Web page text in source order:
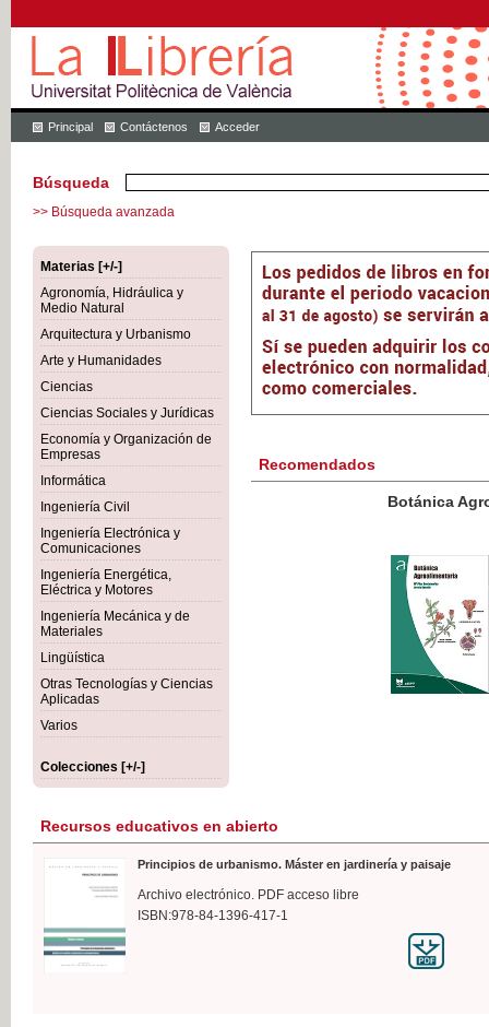
Principal Contáctenos Acceder
Búsqueda
>> Búsqueda avanzada
Materias [+/-]
Agronomía, Hidráulica y
Medio Natural
Arquitectura y Urbanismo
Arte y Humanidades
Ciencias
Ciencias Sociales y Jurídicas
Economía y Organización de
Empresas
Informática
Ingeniería Civil
Ingeniería Electrónica y
Comunicaciones
Ingeniería Energética,
Eléctrica y Motores
Ingeniería Mecánica y de
Materiales
Lingüística
Otras Tecnologías y Ciencias
Aplicadas
Varios
Colecciones [+/-]
Recomendados
Botánica Agroalimentaria
IVA
Recursos educativos en abierto
Principios de urbanismo. Máster en jardinería y paisaje
Archivo electrónico. PDF acceso libre
ISBN:978-84-1396-417-1